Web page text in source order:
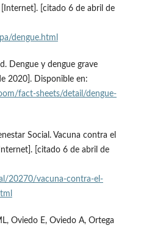
[citado 6 de abril de
dengue.html
Dengue y dengue grave
2020]. Disponible en:
fact-sheets/detail/dengue-
Social. Vacuna contra el
[citado 6 de abril de
20270/vacuna-contra-el-
Oviedo E, Oviedo A, Ortega